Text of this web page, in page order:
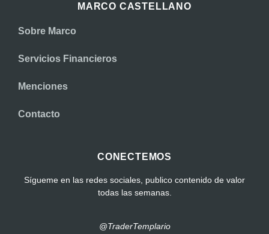
MARCO CASTELLANO
Sobre Marco
Servicios Financieros
Menciones
Contacto
CONECTEMOS
Sígueme en las redes sociales, publico contenido de valor
todas las semanas.
@TraderTemplario